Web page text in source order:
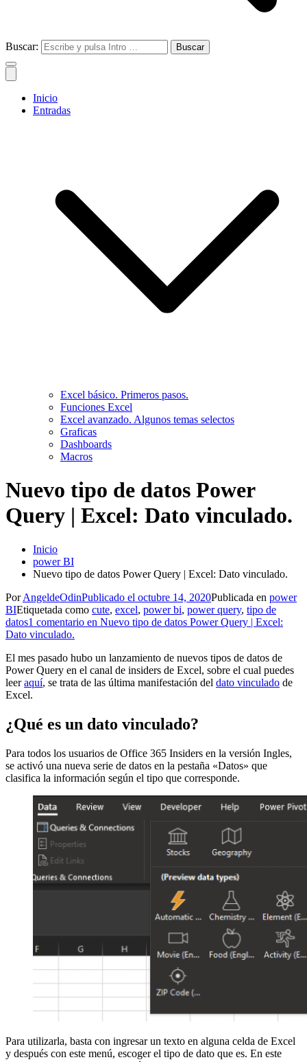
Buscar:
Inicio
Entradas
Excel básico. Primeros pasos.
Funciones Excel
Excel avanzado. Algunos temas selectos
Graficas
Dashboards
Macros
Nuevo tipo de datos Power
Query | Excel: Dato vinculado.
Inicio
power BI
Nuevo tipo de datos Power Query | Excel: Dato vinculado.
PorAngeldeOdinPublicado el octubre 14, 2020Publicada en power
BIEtiquetada como cute, excel, power bi, power query, tipo de
datos1 comentario en Nuevo tipo de datos Power Query | Excel:
Dato vinculado.
El mes pasado hubo un lanzamiento de nuevos tipos de datos de
Power Query en el canal de insiders de Excel, sobre el cual puedes
leeraquí, se trata de las última manifestación del dato vinculado de
Excel.
¿Qué es un dato vinculado?
Para todos los usuarios de Office 365 Insiders en la versión Ingles,
se activó una nueva serie de datos en la pestaña «Datos» que
clasifica la información según el tipo que corresponde.
Para utilizarla, basta con ingresar un texto en alguna celda de Excel
y después con este menú, escoger el tipo de dato que es. En este